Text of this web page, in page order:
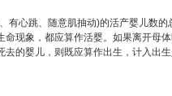
心跳、随意肌抽动)的活产婴儿数的
现象，都应算作活婴。如果离开母
的婴儿，则既应算作出生，计入出